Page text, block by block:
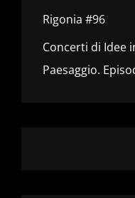
Rigonia #96
Concerti di Idee
Paesaggio.